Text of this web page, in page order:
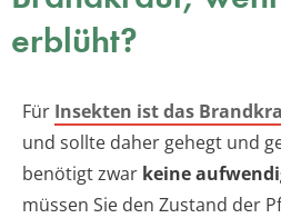
erblüht?
Für Insekten ist das
und sollte daher gehegt und
benötigt zwar keine
müssen Sie den Zustand der